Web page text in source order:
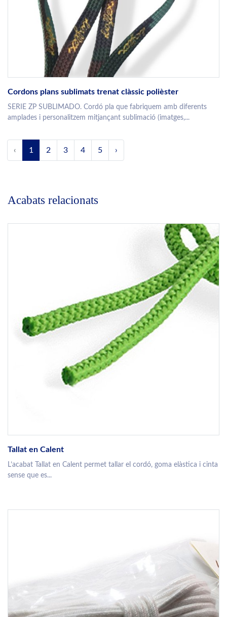
Cordons plans sublimats trenat clàssic polièster
SERIE ZP SUBLIMADO. Cordó pla que fabriquem amb diferents
amplades i personalitzem mitjançant sublimació (imatges,...
‹ 1 2 3 4 5 ›
Acabats relacionats
Tallat en Calent
L’acabat Tallat en Calent permet tallar el cordó, goma elàstica i cinta
sense que es...